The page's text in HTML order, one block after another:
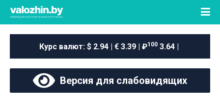
Курс валют: $ 2.94 | € 3.39 | ₽100 3.64 |
Версия для слабовидящих